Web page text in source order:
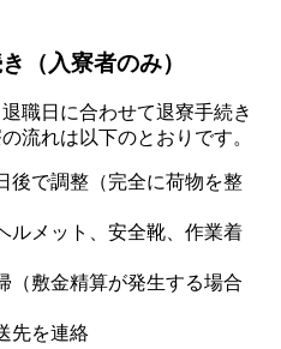
（入寮者のみ）
職日に合わせて退寮手続き
流れは以下のとおりです。
後で調整（完全に荷物を整
ルメット、安全靴、作業着
（敷金精算が発生する場合
先を連絡